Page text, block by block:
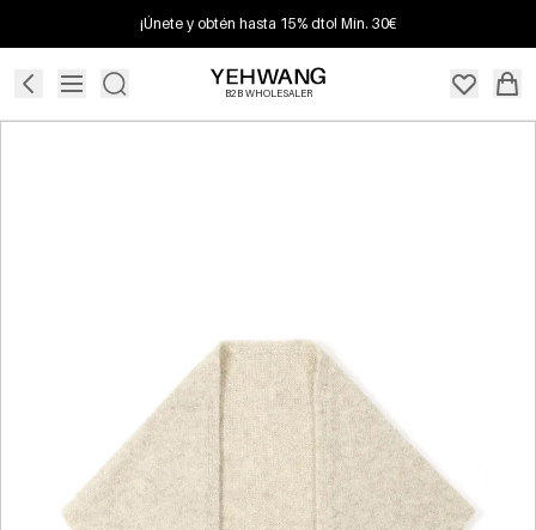
¡Únete y obtén hasta 15% dto! Mín. 30€
B2B WHOLESALER